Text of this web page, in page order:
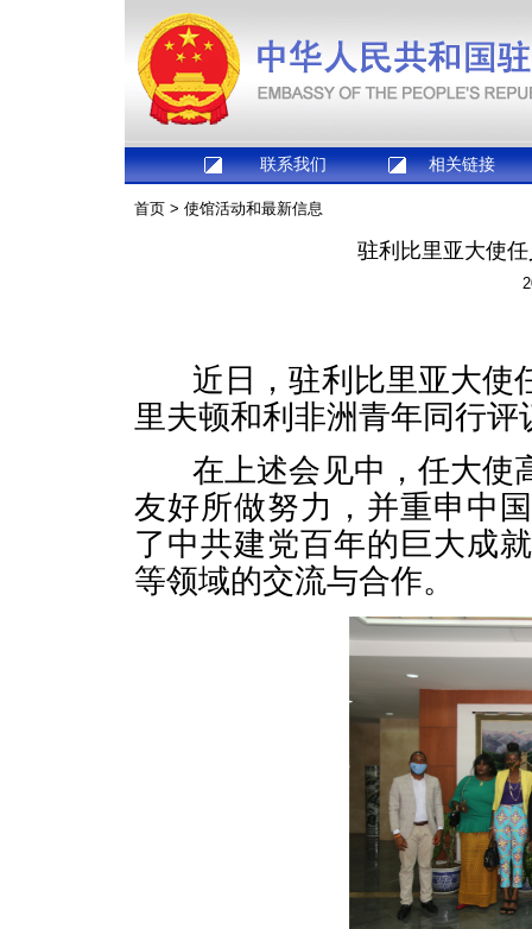
联系我们 相关链接
首页 > 使馆活动和最新信息
驻利比里亚大使
近日，驻利比里亚大使
里夫顿和利非洲青年同行
在上述会见中，任大使
友好所做努力，并重申中
了中共建党百年的巨大成
等领域的交流与合作。